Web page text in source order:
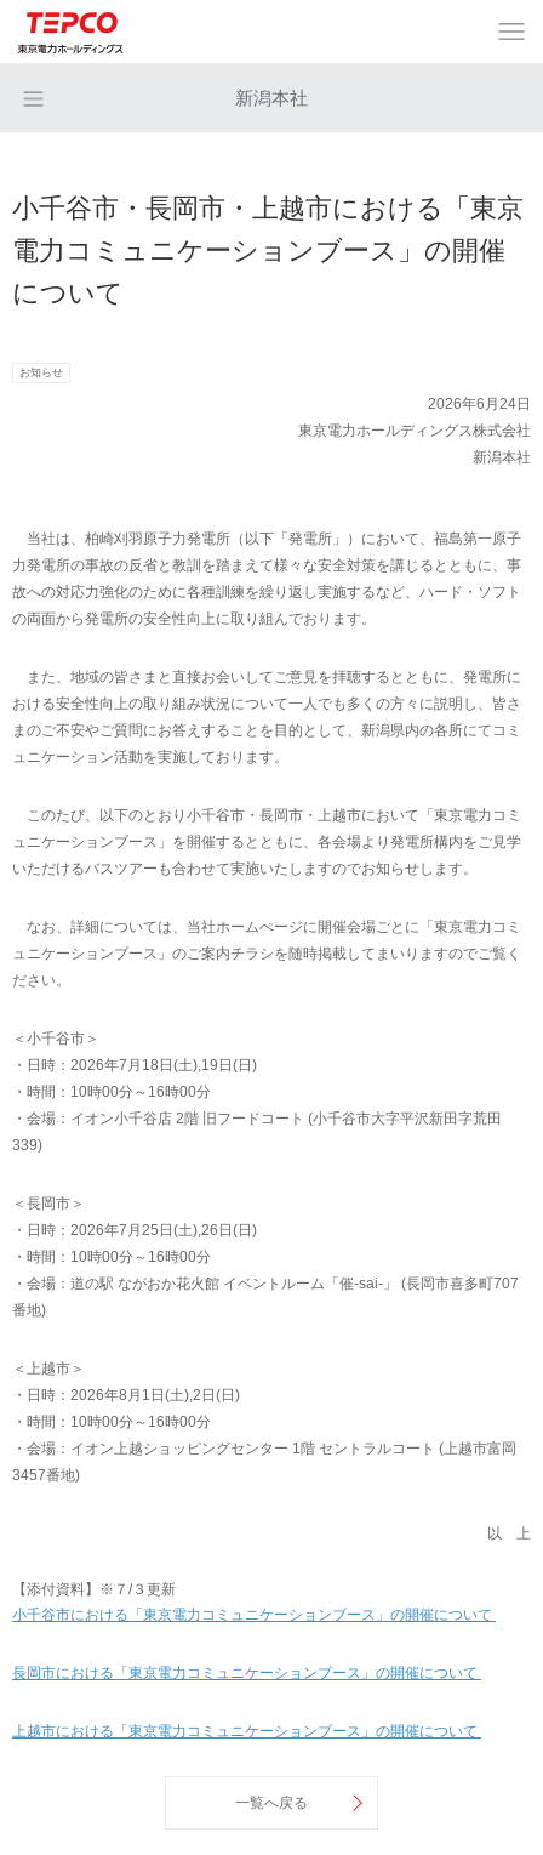
新潟本社
小千谷市・長岡市・上越市における「東京
電力コミュニケーションブース」の開催
について
お知らせ
2026年6月24日
東京電力ホールディングス株式会社
新潟本社
当社は、柏崎刈羽原子力発電所（以下「発電所」）において、福島第一原子
力発電所の事故の反省と教訓を踏まえて様々な安全対策を講じるとともに、事
故への対応力強化のために各種訓練を繰り返し実施するなど、ハード・ソフト
の両面から発電所の安全性向上に取り組んでおります。
また、地域の皆さまと直接お会いしてご意見を拝聴するとともに、発電所に
おける安全性向上の取り組み状況について一人でも多くの方々に説明し、皆さ
まのご不安やご質問にお答えすることを目的として、新潟県内の各所にてコミ
ュニケーション活動を実施しております。
このたび、以下のとおり小千谷市・長岡市・上越市において「東京電力コミ
ュニケーションブース」を開催するとともに、各会場より発電所構内をご見学
いただけるバスツアーも合わせて実施いたしますのでお知らせします。
なお、詳細については、当社ホームぺージに開催会場ごとに「東京電力コミ
ュニケーションブース」のご案内チラシを随時掲載してまいりますのでご覧く
ださい。
＜小千谷市＞
・日時：2026年7月18日(土),19日(日)
・時間：10時00分～16時00分
・会場：イオン小千谷店 2階 旧フードコート (小千谷市大字平沢新田字荒田
339)
＜長岡市＞
・日時：2026年7月25日(土),26日(日)
・時間：10時00分～16時00分
・会場：道の駅 ながおか花火館 イベントルーム「催-sai-」 (長岡市喜多町707
番地)
＜上越市＞
・日時：2026年8月1日(土),2日(日)
・時間：10時00分～16時00分
・会場：イオン上越ショッピングセンター 1階 セントラルコート (上越市富岡
3457番地)
以 上
【添付資料】※７/３更新
小千谷市における「東京電力コミュニケーションブース」の開催について
長岡市における「東京電力コミュニケーションブース」の開催について
上越市における「東京電力コミュニケーションブース」の開催について
一覧へ戻る